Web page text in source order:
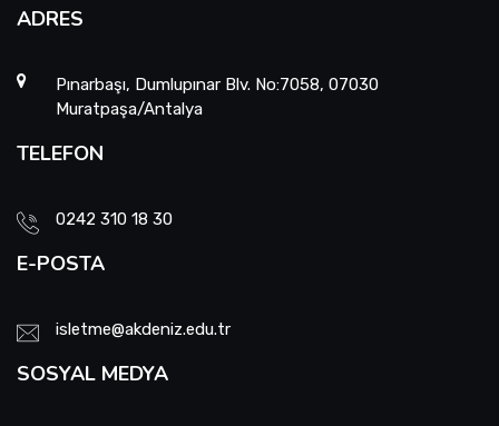
ADRES
Pınarbaşı, Dumlupınar Blv. No:7058, 07030
Muratpaşa/Antalya
TELEFON
0242 310 18 30
E-POSTA
isletme@akdeniz.edu.tr
SOSYAL MEDYA